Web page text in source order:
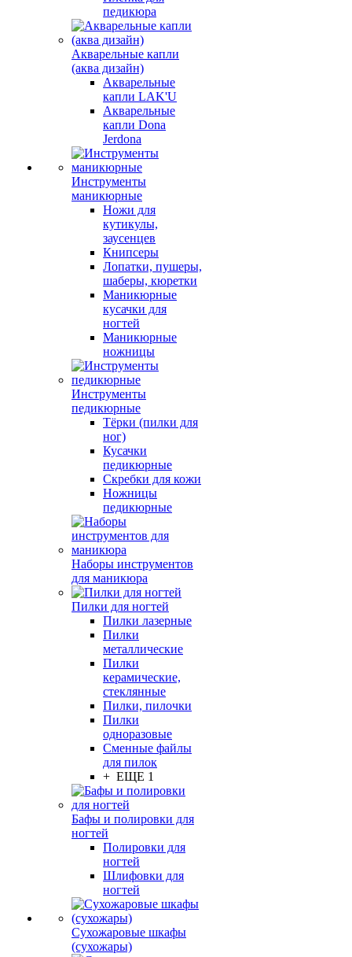
педикюра
Акварельные капли
(аква дизайн)
Акварельные
капли LAK'U
Акварельные
капли Dona
Jerdona
Инструменты
маникюрные
Ножи для
кутикулы,
заусенцев
Книпсеры
Лопатки, пушеры,
шаберы, кюретки
Маникюрные
кусачки для
ногтей
Маникюрные
ножницы
Инструменты
педикюрные
Тёрки (пилки для
ног)
Кусачки
педикюрные
Скребки для кожи
Ножницы
педикюрные
Наборы инструментов
для маникюра
Пилки для ногтей
Пилки лазерные
Пилки
металлические
Пилки
керамические,
стеклянные
Пилки, пилочки
Пилки
одноразовые
Сменные файлы
для пилок
+ ЕЩЕ 1
Бафы и полировки для
ногтей
Полировки для
ногтей
Шлифовки для
ногтей
Сухожаровые шкафы
(сухожары)